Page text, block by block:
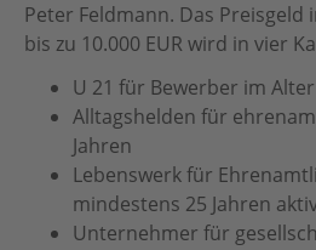
Peter Feldmann. Das Preisgeld
bis zu 10.000 EUR wird in vier
U 21 für Bewerber im
Alltagshelden für
Jahren
Lebenswerk für
mindestens 25 Jahren
Unternehmer für